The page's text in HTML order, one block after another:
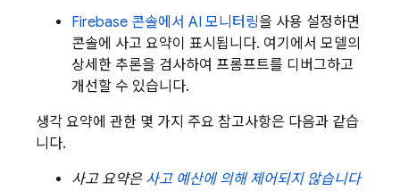
Firebase 콘솔에서 AI 모니터링을 사용 설정하면
콘솔에 사고 요약이 표시됩니다. 여기에서 모델의
상세한 추론을 검사하여 프롬프트를 디버그하고
개선할 수 있습니다.
생각 요약에 관한 몇 가지 주요 참고사항은 다음과 같습
니다.
사고 요약은 사고 예산에 의해 제어되지 않습니다